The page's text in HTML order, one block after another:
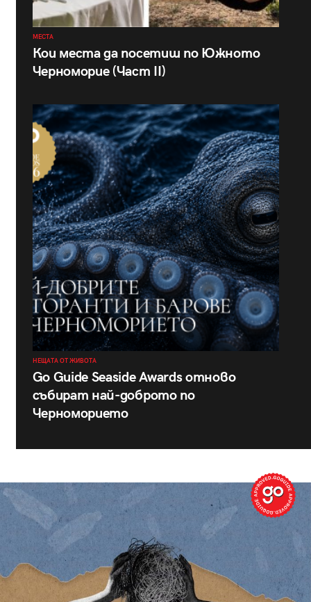
МЕСТА
Кои места да посетиш по Южното
Черноморие (Част II)
НЕЩАТА ОТ ЖИВОТА
Go Guide Seaside Awards отново
събират най-доброто по
Черноморието